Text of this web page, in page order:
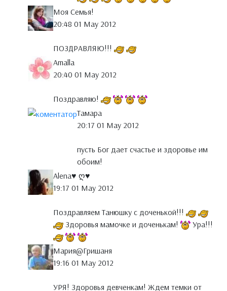
Моя Семья!
20:48 01 May 2012
ПОЗДРАВЛЯЮ!!!
Amalla
20:40 01 May 2012
Поздравляю!
Тамара
20:17 01 May 2012
пусть Бог дает счастье и здоровье им
обоим!
Аlena♥ ღ♥
19:17 01 May 2012
Поздравляем Танюшку с доченькой!!!
Здоровья мамочке и доченькам!
Ура!!!
Мария@Гришаня
19:16 01 May 2012
УРЯ! Здоровья девченкам! Ждем темки от